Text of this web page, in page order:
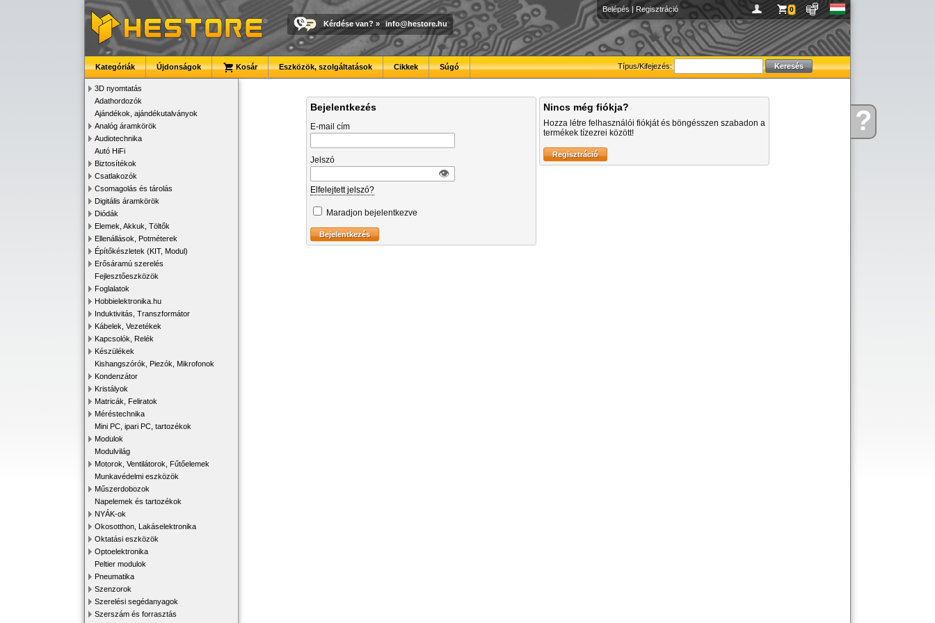
Kérdése?
Belépés | Regisztráció 0
Kérdése van? » info@hestore.hu
Típus/Kifejezés:
Kategóriák Újdonságok Kosár Eszközök, szolgáltatások Cikkek Súgó
3D nyomtatás
Adathordozók
Ajándékok, ajándékutalványok
Analóg áramkörök
Audiotechnika
Autó HiFi
Biztosítékok
Csatlakozók
Csomagolás és tárolás
Digitális áramkörök
Diódák
Elemek, Akkuk, Töltők
Ellenállások, Potméterek
Építőkészletek (KIT, Modul)
Erősáramú szerelés
Fejlesztőeszközök
Foglalatok
Hobbielektronika.hu
Induktivitás, Transzformátor
Kábelek, Vezetékek
Kapcsolók, Relék
Készülékek
Kishangszórók, Piezók, Mikrofonok
Kondenzátor
Kristályok
Matricák, Feliratok
Méréstechnika
Mini PC, ipari PC, tartozékok
Modulok
Modulvilág
Motorok, Ventilátorok, Fűtőelemek
Munkavédelmi eszközök
Műszerdobozok
Napelemek és tartozékok
NYÁK-ok
Okosotthon, Lakáselektronika
Oktatási eszközök
Optoelektronika
Peltier modulok
Pneumatika
Szenzorok
Szerelési segédanyagok
Szerszám és forrasztás
Bejelentkezés
E-mail cím
Jelszó
👁︎
Elfelejtett jelszó?
Maradjon bejelentkezve
Nincs még fiókja?
Hozza létre felhasználói fiókját és böngésszen szabadon a
termékek tízezrei között!